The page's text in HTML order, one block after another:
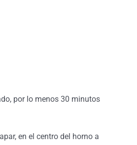
por lo menos 30 minutos
en el centro del horno a